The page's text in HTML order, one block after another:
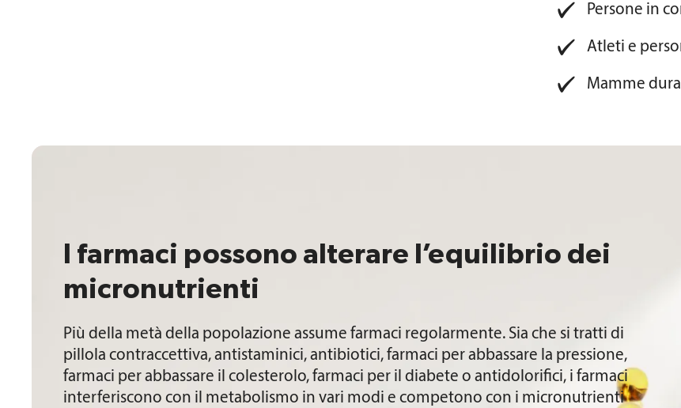
Persone in
Atleti e
Mamme
I farmaci possono alterare l’equilibrio dei
micronutrienti
Più della metà della popolazione assume farmaci regolarmente. Sia che si tratti di
pillola contraccettiva, antistaminici, antibiotici, farmaci per abbassare la pressione,
farmaci per abbassare il colesterolo, farmaci per il diabete o antidolorifici, i farmaci
interferiscono con il metabolismo in vari modi e competono con i micronutrienti